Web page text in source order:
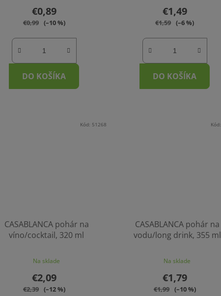
€0,89
€0,99 (–10 %)
DO KOŠÍKA
€1,49
€1,59 (–6 %)
DO KOŠÍKA
CASABLANCA pohár na
víno/cocktail, 320 ml
Na sklade
€2,09
€2,39 (–12 %)
Kód: 51268
CASABLANCA pohár na
vodu/long drink, 355 ml
Na sklade
€1,79
€1,99 (–10 %)
Kód: